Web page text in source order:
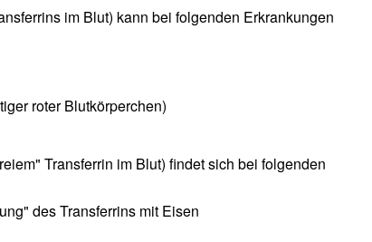
im Blut) kann bei folgenden Erkrankungen
roter Blutkörperchen)
Transferrin im Blut) findet sich bei folgenden
des Transferrins mit Eisen